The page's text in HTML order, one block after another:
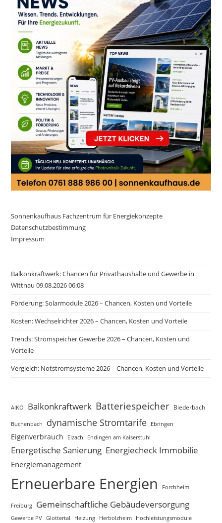
Sonnenkaufhaus Fachzentrum für Energiekonzepte
Datenschutzbestimmung
Impressum
Balkonkraftwerk: Chancen für Privathaushalte und Gewerbe in
Wittnau 09.08.2026 06:08
Förderung: Solarmodule 2026 – Chancen, Kosten und Vorteile
Kosten: Wechselrichter 2026 – Chancen, Kosten und Vorteile
Trends: Stromspeicher Gewerbe 2026 – Chancen, Kosten und
Vorteile
Vergleich: Notstromsysteme 2026 – Chancen, Kosten und Vorteile
AIKO Balkonkraftwerk Batteriespeicher Biederbach
Buchenbach dynamische Stromtarife Ebringen
Eigenverbrauch Elzach Endingen am Kaiserstuhl
Energetische Sanierung Energiecheck Immobilie
Energiemanagement
Erneuerbare Energien Forchheim
Freiburg Gemeinschaftliche Gebäudeversorgung
Gewerbe PV Glottertal Heizung Herbolzheim Hochleistungsmodule